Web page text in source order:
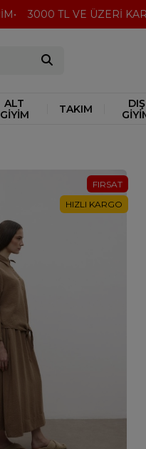
3000 TL VE ÜZERİ KARGO
ALT
GİYİM
TAKIM
DIŞ
FIRSAT
HIZLI KARGO